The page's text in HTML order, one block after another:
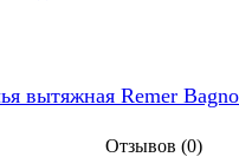
вытяжная Remer
Отзывов (0)